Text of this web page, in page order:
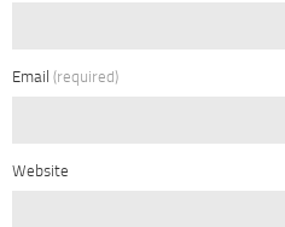
Email (required)
Website